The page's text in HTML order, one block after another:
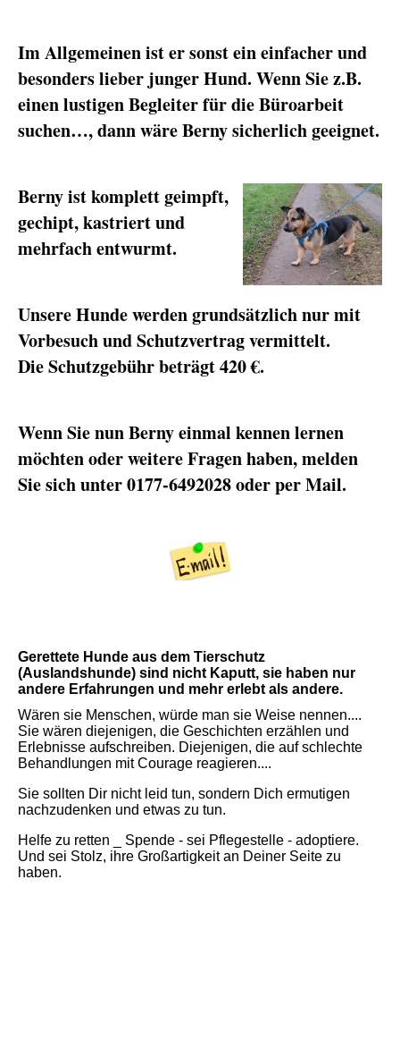
Im Allgemeinen ist er sonst ein einfacher und
besonders lieber junger Hund. Wenn Sie z.B.
einen lustigen Begleiter für die Büroarbeit
suchen…, dann wäre Berny sicherlich geeignet.
Berny ist komplett geimpft,
gechipt, kastriert und
mehrfach entwurmt.
Unsere Hunde werden grundsätzlich nur mit
Vorbesuch und Schutzvertrag vermittelt.
Die Schutzgebühr beträgt 420 €.
Wenn Sie nun Berny einmal kennen lernen
möchten oder weitere Fragen haben, melden
Sie sich unter 0177-6492028 oder per Mail.
Gerettete Hunde aus dem Tierschutz
(Auslandshunde) sind nicht Kaputt, sie haben nur
andere Erfahrungen und mehr erlebt als andere.
Wären sie Menschen, würde man sie Weise nennen....
Sie wären diejenigen, die Geschichten erzählen und
Erlebnisse aufschreiben. Diejenigen, die auf schlechte
Behandlungen mit Courage reagieren....
Sie sollten Dir nicht leid tun, sondern Dich ermutigen
nachzudenken und etwas zu tun.
Helfe zu retten _ Spende - sei Pflegestelle - adoptiere.
Und sei Stolz, ihre Großartigkeit an Deiner Seite zu
haben.